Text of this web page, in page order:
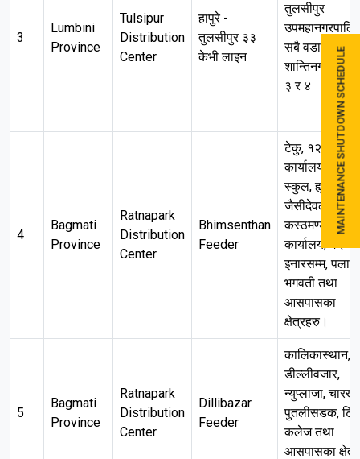
MAINTENANCE SHUTDOWN SCHEDULE
3
Lumbini
Province
Tulsipur
Distribution
Center
हापुरे -
तुलसीपुर ३३
केभी लाइन
तुलसीपुर
सबै वडाहरु र
शान्तिनगर
३ र ४
4
Bagmati
Province
Ratnapark
Distribution
Center
Bhimsenthan
Feeder
टेकु, १२ वडा
कार्यालय,
स्कुल, ह्युमत,
जैसीदेवल देखी
कस्ठमण्डप, २१
कार्यालय, १२
इनारसम्म,
भगवती तथा
आसपासका
क्षेत्रहरु।
5
Bagmati
Province
Ratnapark
Distribution
Center
Dillibazar
Feeder
कालिकास्थान,
डील्लीवजार,
न्युप्लाजा,
पुतलीसडक,
कलेज तथा
आसपासका